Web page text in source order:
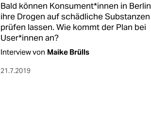
Bald können Konsument*innen in Berlin
ihre Drogen auf schädliche Substanzen
prüfen lassen. Wie kommt der Plan bei
User*innen an?
Interview von Maike Brülls
21.7.2019